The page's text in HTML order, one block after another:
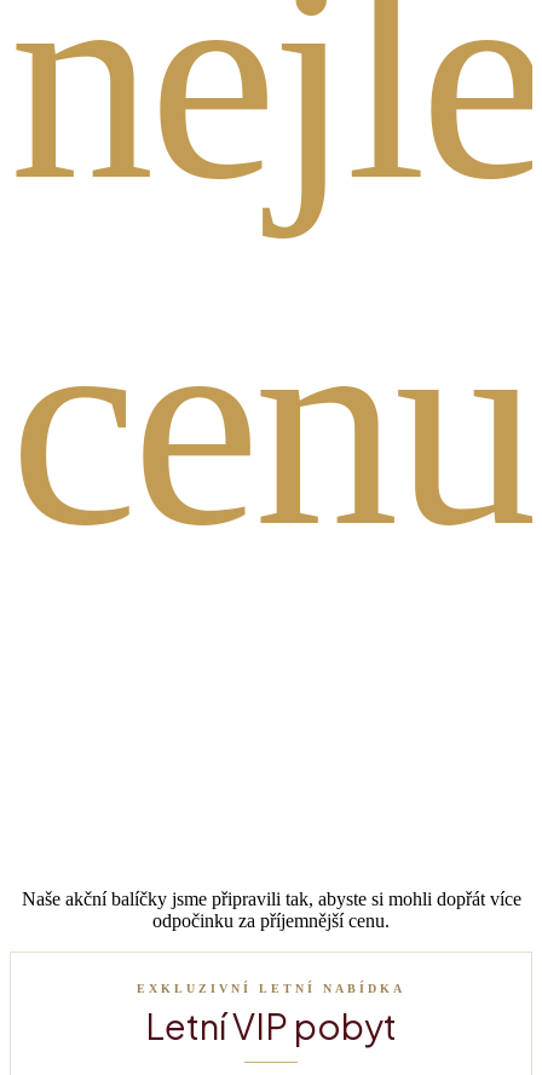
cenu
Naše akční balíčky jsme připravili tak, abyste si mohli dopřát více
odpočinku za příjemnější cenu.
EXKLUZIVNÍ LETNÍ NABÍDKA
Letní VIP pobyt